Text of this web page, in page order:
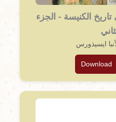
الكنيسة - الجزء
ايسيذورس
Download